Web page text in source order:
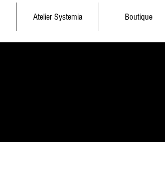
Atelier Systemia Boutique